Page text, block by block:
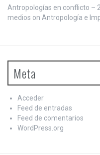
Antropologías en conflicto –
medios on Antropología e
Meta
Acceder
Feed de entradas
Feed de comentarios
WordPress.org